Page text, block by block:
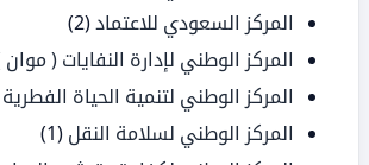
المركز السعودي للاعتماد(2)
المركز الوطني لإدارة النفايات ( موان
المركز الوطني لتنمية الحياة الفطرية
المركز الوطني لسلامة النقل (1)